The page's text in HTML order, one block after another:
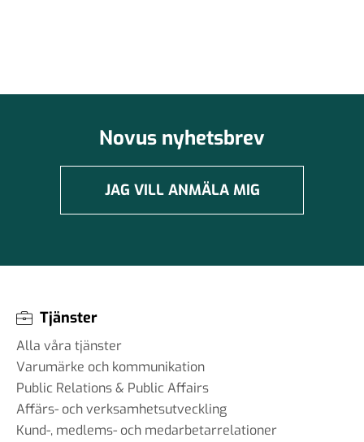
Novus nyhetsbrev
JAG VILL ANMÄLA MIG
Tjänster
Alla våra tjänster
Varumärke och kommunikation
Public Relations & Public Affairs
Affärs- och verksamhetsutveckling
Kund-, medlems- och medarbetarrelationer